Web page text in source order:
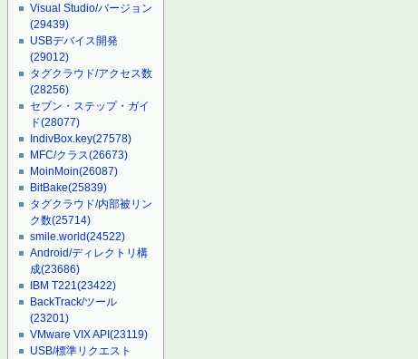
Visual Studio/バージョン
(29439)
USBデバイス開発
(29012)
タグクラウド/アクセス数
(28256)
セブン・ステップ・ガイ
ド(28077)
IndivBox.key(27578)
MFC/クラス(26673)
MoinMoin(26087)
BitBake(25839)
タグクラウド/内部被リン
ク数(25714)
smile.world(24522)
Android/ディレクトリ構
成(23686)
IBM T221(23422)
BackTrack/ツール
(23201)
VMware VIX API(23119)
USB/標準リクエスト